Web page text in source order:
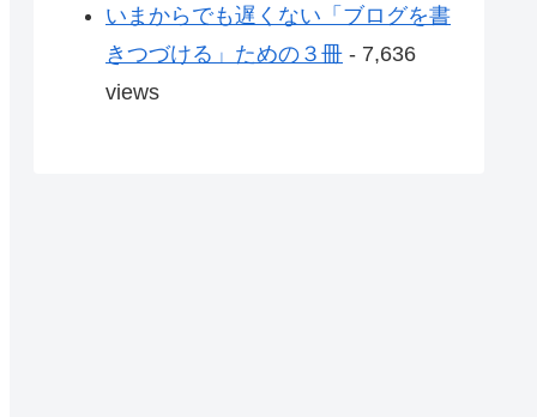
いまからでも遅くない「ブログを書
きつづける」ための３冊 - 7,636
views